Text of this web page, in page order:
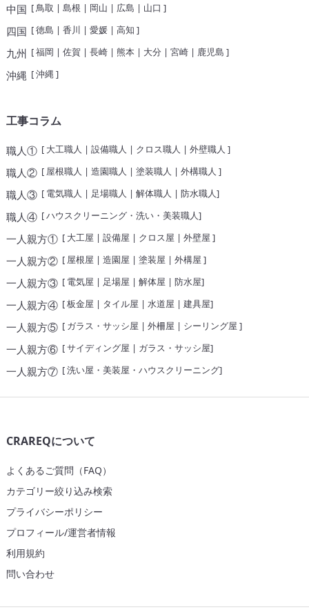
中国 [鳥取 | 島根 | 岡山 | 広島 | 山口 ]
四国 [徳島 | 香川 | 愛媛| 高知 ]
九州 [福岡 | 佐賀 | 長崎| 熊本| 大分 | 宮崎| 鹿児島 ]
沖縄 [沖縄]
工事コラム
職人①[ 大工職人 | 設備職人 | クロス職人 | 外壁職人 ]
職人②[ 屋根職人 | 造園職人 | 塗装職人 | 外構職人 ]
職人③[ 電気職人 | 足場職人 | 解体職人 | 防水職人]
職人④[ハウスクリーニング・洗い・美装職人]
一人親方①[ 大工屋 | 設備屋 | クロス屋 | 外壁屋 ]
一人親方②[ 屋根屋 | 造園屋 | 塗装屋 | 外構屋 ]
一人親方③[ 電気屋 | 足場屋 | 解体屋 | 防水屋]
一人親方④[板金屋 | タイル屋 | 水道屋 | 建具屋]
一人親方⑤[ ガラス・サッシ屋 | 外柵屋 | シーリング屋 ]
一人親方⑥[サイディング屋 | ガラス・サッシ屋]
一人親方⑦[洗い屋・美装屋・ハウスクリーニング]
CRAREQについて
よくあるご質問（FAQ）
カテゴリー絞り込み検索
プライバシーポリシー
プロフィール/運営者情報
利用規約
問い合わせ